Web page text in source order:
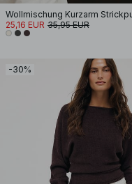
25,16 EUR 35,95 EUR
-30%